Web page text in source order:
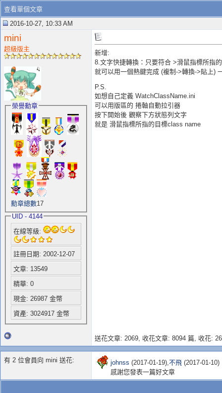
查看單個文章
2016-10-27, 10:33 AM
mini
超級版主
榮譽勳章
勳章總數17
UID - 4144
在線等級:
註冊日期: 2002-12-07
文章: 13549
精華: 0
現金: 26987 金幣
資產: 3024917 金幣
新增:
8.文字快捷轉換：只要符合 >滑鼠指標所指
就可以用一個熱鍵完成 (複制->轉換->貼上)
P.S.
如想自己定義 WatchClassName.ini
可以用版區的 捲軸自動拉引器
按下開始後 觀察下方狀態列文字
就是 滑鼠指標所指的目標class name
送花文章: 2069, 收花文章: 8094 篇, 收花:
有 2 位會員向 mini 送花: johnss (2017-01-19),不飛 (2017-01-10)
感謝您發表一篇好文章